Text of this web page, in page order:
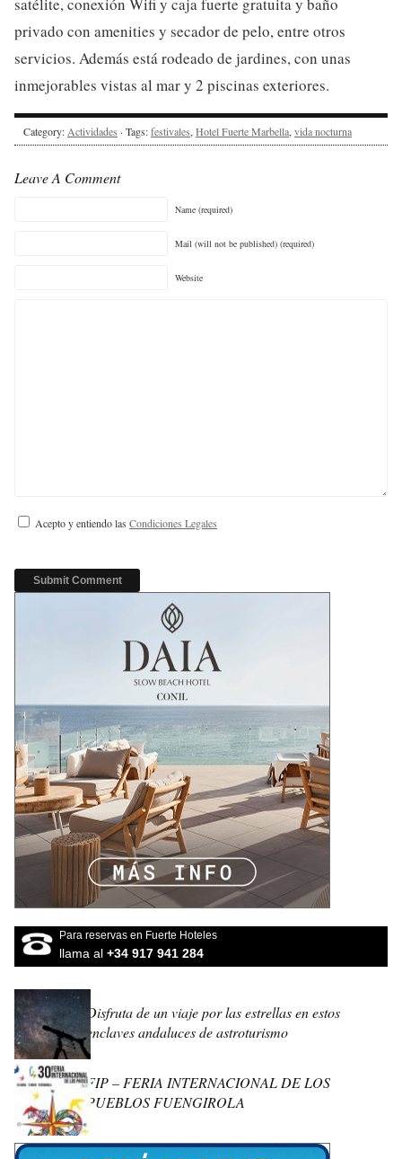
privado con amenities y secador de pelo, entre otros
servicios. Además está rodeado de jardines, con unas
inmejorables vistas al mar y 2 piscinas exteriores.
Category: Actividades · Tags:festivales, Hotel Fuerte Marbella, vida nocturna
Leave A Comment
Name (required)
Mail (will not be published) (required)
Website
Acepto y entiendo las Condiciones Legales
Para reservas en Fuerte Hoteles
llama al +34 917 941 284
Disfruta de un viaje por las estrellas en estos
enclaves andaluces de astroturismo
FIP – FERIA INTERNACIONAL DE LOS
PUEBLOS FUENGIROLA